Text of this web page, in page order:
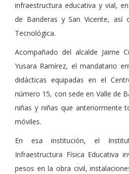
infraestructura educativa y vial,
de Banderas y San Vicente, así
Tecnológica.
Acompañado del alcalde Jaime
Yusara Ramírez, el mandatario
didácticas equipadas en el
número 15, con sede en Valle de
niñas y niñas que anteriormente
móviles.
En esa institución, el
Infraestructura Física Educativa
pesos en la obra civil,